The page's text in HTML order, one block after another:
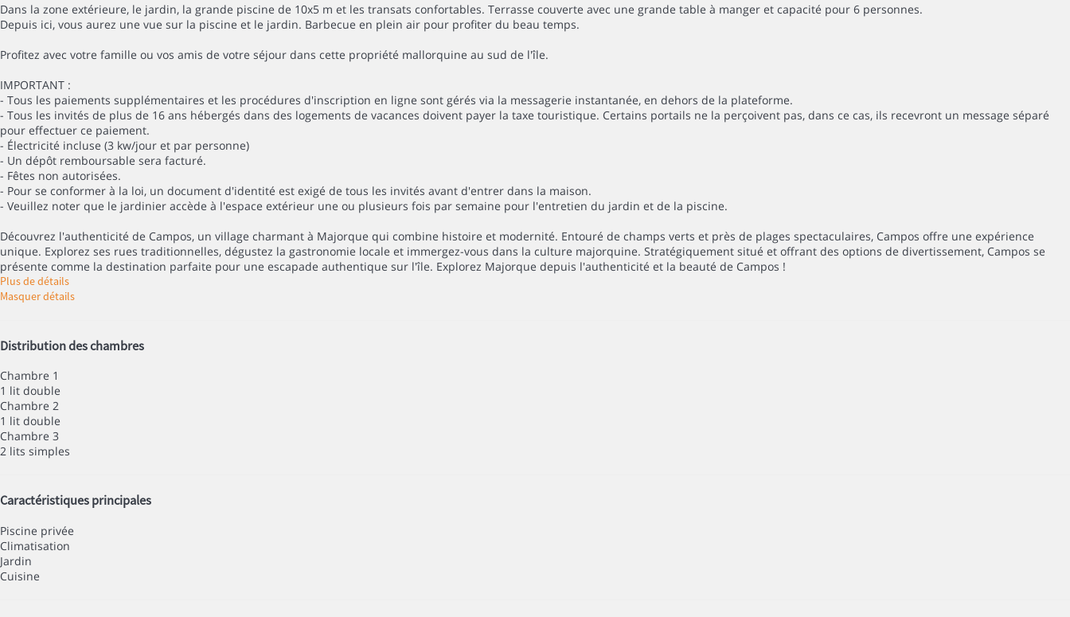
Dans la zone extérieure, le jardin, la grande piscine de 10x5 m et les transats confortables. Terrasse couverte avec une grande table à manger et capacité pour 6 personnes.
Depuis ici, vous aurez une vue sur la piscine et le jardin. Barbecue en plein air pour profiter du beau temps.
Profitez avec votre famille ou vos amis de votre séjour dans cette propriété mallorquine au sud de l'île.
IMPORTANT :
- Tous les paiements supplémentaires et les procédures d'inscription en ligne sont gérés via la messagerie instantanée, en dehors de la plateforme.
- Tous les invités de plus de 16 ans hébergés dans des logements de vacances doivent payer la taxe touristique. Certains portails ne la perçoivent pas, dans ce cas, ils recevront un message séparé
pour effectuer ce paiement.
- Électricité incluse (3 kw/jour et par personne)
- Un dépôt remboursable sera facturé.
- Fêtes non autorisées.
- Pour se conformer à la loi, un document d'identité est exigé de tous les invités avant d'entrer dans la maison.
- Veuillez noter que le jardinier accède à l'espace extérieur une ou plusieurs fois par semaine pour l'entretien du jardin et de la piscine.
Découvrez l'authenticité de Campos, un village charmant à Majorque qui combine histoire et modernité. Entouré de champs verts et près de plages spectaculaires, Campos offre une expérience
unique. Explorez ses rues traditionnelles, dégustez la gastronomie locale et immergez-vous dans la culture majorquine. Stratégiquement situé et offrant des options de divertissement, Campos se
présente comme la destination parfaite pour une escapade authentique sur l'île. Explorez Majorque depuis l'authenticité et la beauté de Campos !
Plus de détails
Masquer détails
Distribution des chambres
Chambre 1
1 lit double
Chambre 2
1 lit double
Chambre 3
2 lits simples
Caractéristiques principales
Piscine privée
Climatisation
Jardin
Cuisine